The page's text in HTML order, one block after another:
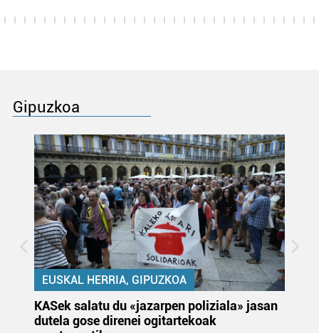
Gipuzkoa
EUSKAL HERRIA, GIPUZKOA
KASek salatu du «jazarpen poliziala» jasan
dutela gose direnei ogitartekoak